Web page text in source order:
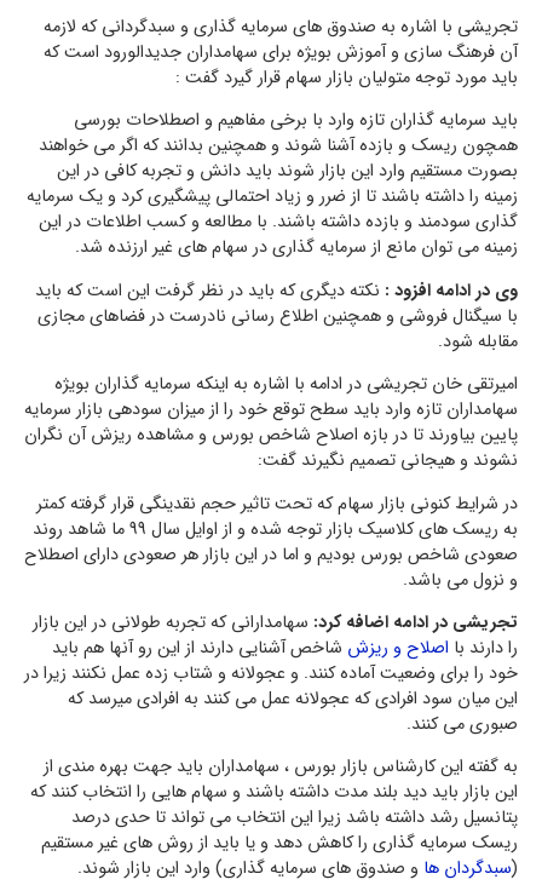
تجریشی با اشاره به صندوق های سرمایه گذاری و سبدگردانی که لازمه
آن فرهنگ سازی و آموزش بویژه برای سهامداران جدیدالورود است که
باید مورد توجه متولیان بازار سهام قرار گیرد گفت :
باید سرمایه گذاران تازه وارد با برخی مفاهیم و اصطلاحات بورسی
همچون ریسک و بازده آشنا شوند و همچنین بدانند که اگر می خواهند
بصورت مستقیم وارد این بازار شوند باید دانش و تجربه کافی در این
زمینه را داشته باشند تا از ضرر و زیاد احتمالی پیشگیری کرد و یک سرمایه
گذاری سودمند و بازده داشته باشند. با مطالعه و کسب اطلاعات در این
زمینه می توان مانع از سرمایه گذاری در سهام های غیر ارزنده شد.
وی در ادامه افزود : نکته دیگری که باید در نظر گرفت این است که باید
با سیگنال فروشی و همچنین اطلاع رسانی نادرست در فضاهای مجازی
مقابله شود.
امیرتقی خان تجریشی در ادامه با اشاره به اینکه سرمایه گذاران بویژه
سهامداران تازه وارد باید سطح توقع خود را از میزان سودهی بازار سرمایه
پایین بیاورند تا در بازه اصلاح شاخص بورس و مشاهده ریزش آن نگران
نشوند و هیجانی تصمیم نگیرند گفت:
در شرایط کنونی بازار سهام که تحت تاثیر حجم نقدینگی قرار گرفته کمتر
به ریسک های کلاسیک بازار توجه شده و از اوایل سال 99 ما شاهد روند
صعودی شاخص بورس بودیم و اما در این بازار هر صعودی دارای اصطلاح
و نزول می باشد.
تجریشی در ادامه اضافه کرد: سهامدارانی که تجربه طولانی در این بازار
را دارند با اصلاح و ریزش شاخص آشنایی دارند از این رو آنها هم باید
خود را برای وضعیت آماده کنند. و عجولانه و شتاب زده عمل نکنند زیرا در
این میان سود افرادی که عجولانه عمل می کنند به افرادی میرسد که
صبوری می کنند.
به گفته این کارشناس بازار بورس ، سهامداران باید جهت بهره مندی از
این بازار باید دید بلند مدت داشته باشند و سهام هایی را انتخاب کنند که
پتانسیل رشد داشته باشد زیرا این انتخاب می تواند تا حدی درصد
ریسک سرمایه گذاری را کاهش دهد و یا باید از روش های غیر مستقیم
(سبدگردان ها و صندوق های سرمایه گذاری) وارد این بازار شوند.